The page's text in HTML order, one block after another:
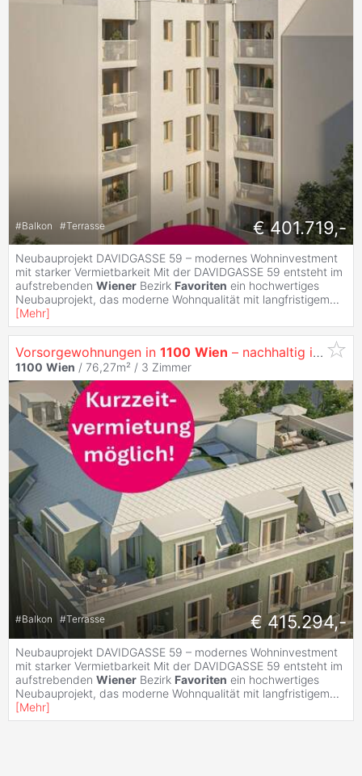
#Balkon #Terrasse € 401.719,-
Neubauprojekt DAVIDGASSE 59 – modernes Wohninvestment
mit starker Vermietbarkeit Mit der DAVIDGASSE 59 entsteht im
aufstrebenden Wiener Bezirk Favoriten ein hochwertiges
Neubauprojekt, das moderne Wohnqualität mit langfristigem...
[Mehr]
Vorsorgewohnungen in 1100 Wien – nachhaltig investieren in
1100 Wien / 76,27m² / 3 Zimmer
#Balkon #Terrasse € 415.294,-
Neubauprojekt DAVIDGASSE 59 – modernes Wohninvestment
mit starker Vermietbarkeit Mit der DAVIDGASSE 59 entsteht im
aufstrebenden Wiener Bezirk Favoriten ein hochwertiges
Neubauprojekt, das moderne Wohnqualität mit langfristigem...
[Mehr]